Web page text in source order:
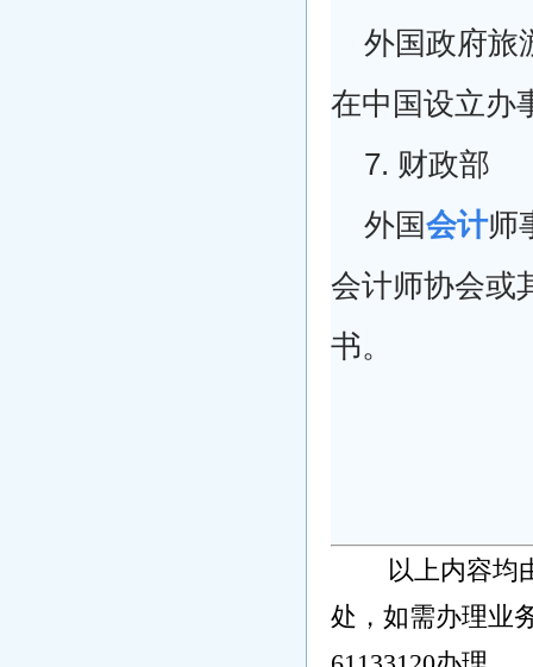
外国政府旅
在中国设立办
7. 财政部
外国会计师
会计师协会或
书。
以上内容均
处，如需办理业